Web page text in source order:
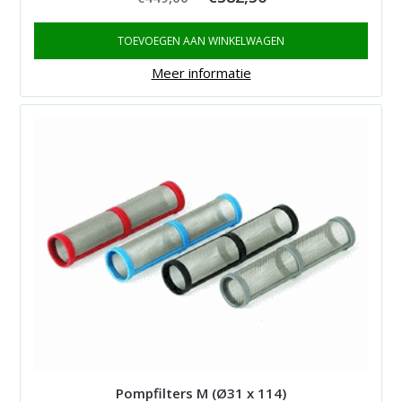
price
was:
€449,00.
price
is:
TOEVOEGEN AAN WINKELWAGEN
Meer informatie
Pompfilters M (Ø31 x 114)